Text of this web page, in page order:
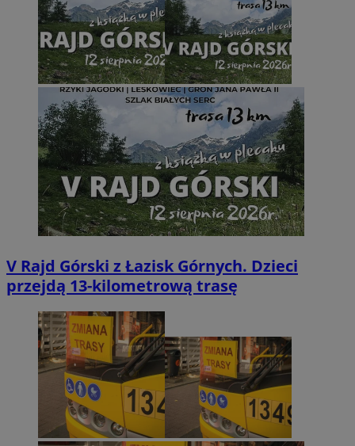
V Rajd Górski z Łazisk Górnych. Dzieci
przejdą 13-kilometrową trasę